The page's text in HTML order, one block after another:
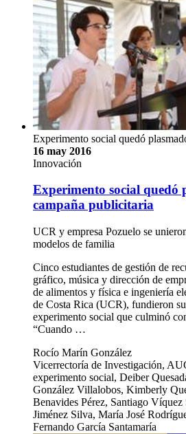
Experimento social quedó
16 may 2016
Innovación
Experimento social quedó
campaña publicitaria
UCR y empresa Pozuelo se
modelos de familia
Cinco estudiantes de gestión de
gráfico, música y dirección de
de alimentos y física e ingeniería
de Costa Rica (UCR), fundieron
experimento social que culminó
“Cuando …
Rocío Marín González
Vicerrectoría de Investigación,
experimento social, Deiber
González Villalobos, Kimberly
Benavides Pérez, Santiago
Jiménez Silva, María José
Fernando García Santamaría